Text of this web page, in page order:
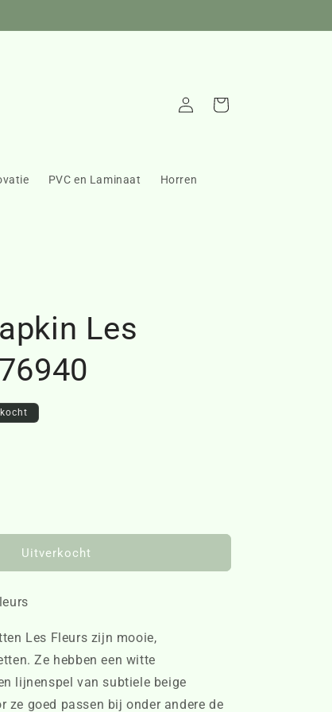
PVC en Laminaat Horren
InloggenWinkelwagen
Les
Uitverkocht
Les Fleurs zijn mooie,
Ze hebben een witte
lijnenspel van subtiele beige
ze goed passen bij onder andere de